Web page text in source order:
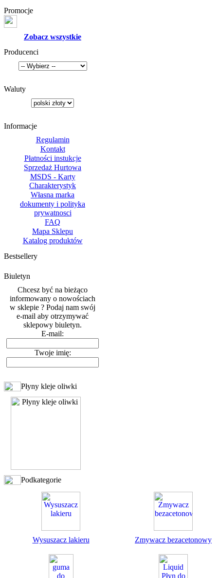
Promocje
Zobacz wszystkie
Producenci
Waluty
Informacje
Regulamin
Kontakt
Płatności instukcje
Sprzedaż Hurtowa
MSDS - Karty
Charakterystyk
Własna marka
dokumenty i polityka
prywatnosci
FAQ
Mapa Sklepu
Katalog produktów
Bestsellery
Biuletyn
Chcesz być na bieżąco
informowany o nowościach
w sklepie ? Podaj nam swój
e-mail aby otrzymywać
sklepowy biuletyn.
E-mail:
Twoje imię:
Płyny kleje oliwki
Podkategorie
Wysuszacz lakieru Zmywacz bezacetonowy